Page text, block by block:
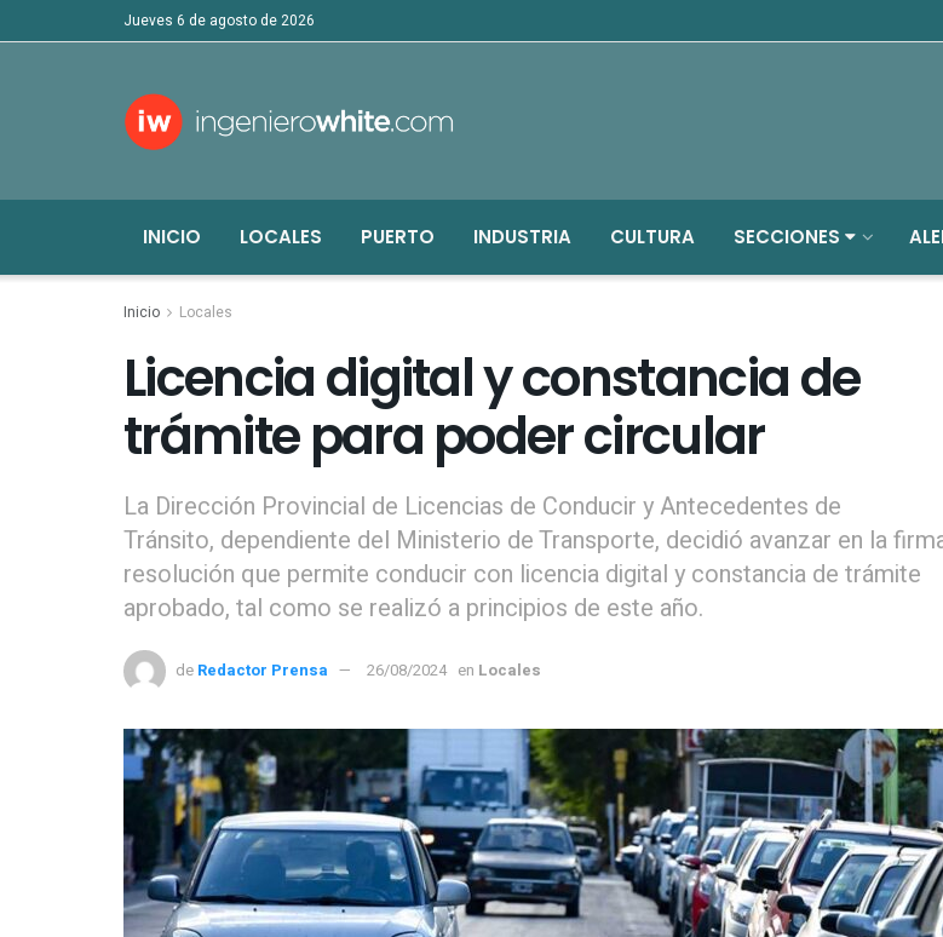
jueves 6 de agosto de 2026
INICIO LOCALES PUERTO INDUSTRIA CULTURA SECCIONES
Inicio Locales
Licencia digital y constancia de
trámite para poder circular
La Dirección Provincial de Licencias de Conducir y Antecedentes de
Tránsito, dependiente del Ministerio de Transporte, decidió avanzar en la
resolución que permite conducir con licencia digital y constancia de trámite
aprobado, tal como se realizó a principios de este año.
de Redactor Prensa 26/08/2024 en Locales